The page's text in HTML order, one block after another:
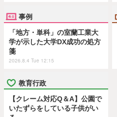
事例
「地方・単科」の室蘭工業大
学が示した大学DX成功の処方
箋
2026.8.4 Tue 12:15
教育行政
【クレーム対応Q＆A】公園で
いたずらをしている子供がい